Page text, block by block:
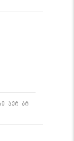
ჯერ არ